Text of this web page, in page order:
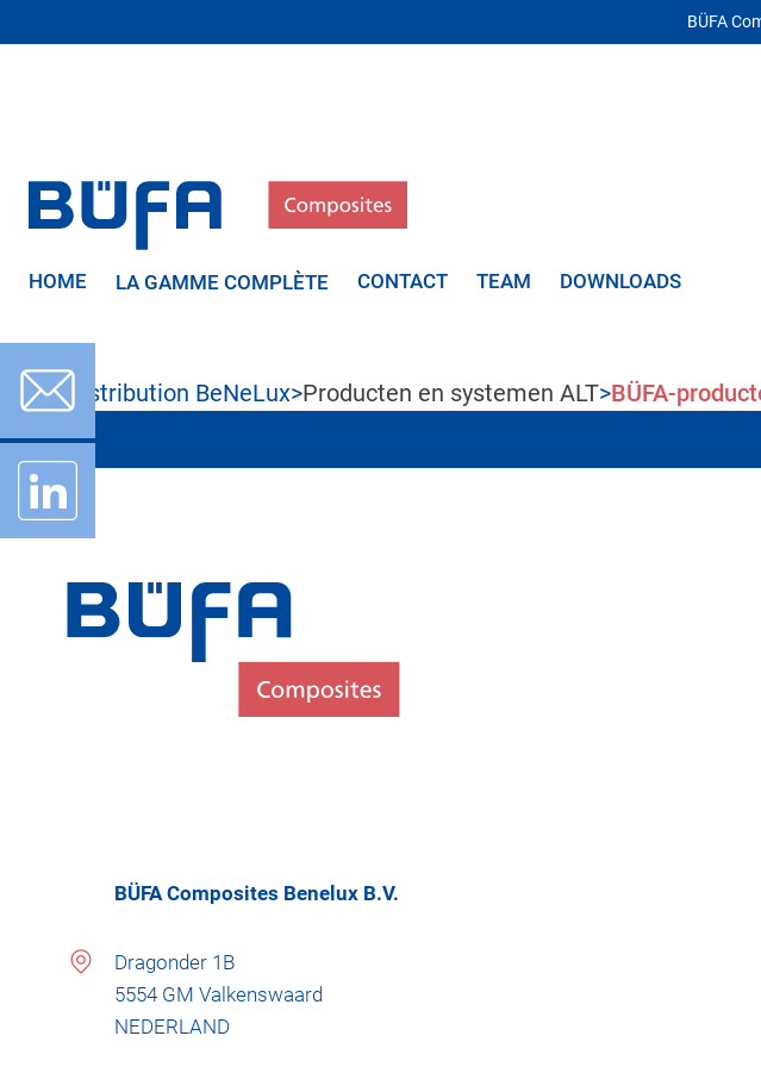
BÜFA
HOME LA GAMME COMPLÈTE CONTACT TEAM DOWNLOADS
Distribution BeNeLux>Producten en systemen ALT>BÜFA-
BÜFA Composites Benelux B.V.
Dragonder 1B
5554 GM Valkenswaard
NEDERLAND